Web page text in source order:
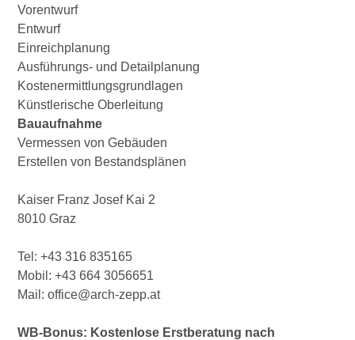
Vorentwurf
Entwurf
Einreichplanung
Ausführungs- und Detailplanung
Kostenermittlungsgrundlagen
Künstlerische Oberleitung
Bauaufnahme
Vermessen von Gebäuden
Erstellen von Bestandsplänen
Kaiser Franz Josef Kai 2
8010 Graz
Tel: +43 316 835165
Mobil: +43 664 3056651
Mail: office@arch-zepp.at
WB-Bonus: Kostenlose Erstberatung nach